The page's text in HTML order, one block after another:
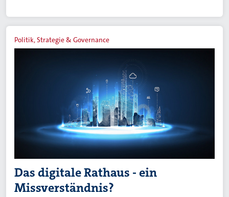
Politik, Strategie & Governance
Das digitale Rathaus - ein
Missverständnis?